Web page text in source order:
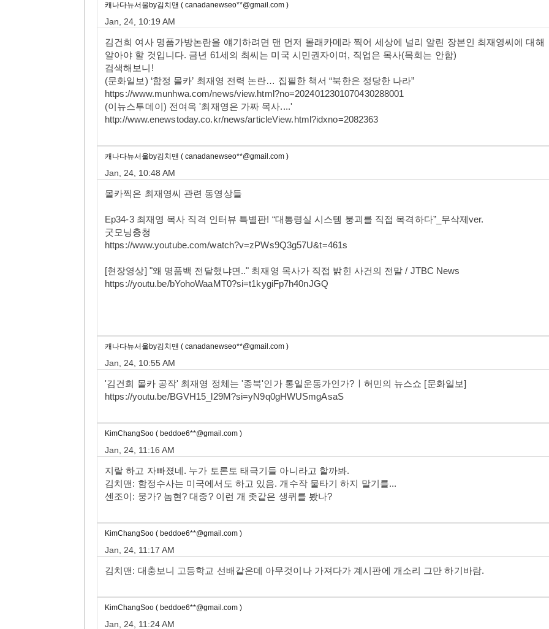
캐나다뉴서울by김치맨 ( canadanewseo**@gmail.com )
Jan, 24, 10:19 AM
김건희 여사 명품가방논란을 얘기하려면 맨 먼저 몰래카메라 찍어 세상에 널리 알린 장본인 최재영씨에 대해
알아야 할 것입니다. 금년 61세의 최씨는 미국 시민권자이며, 직업은 목사(목회는 안함)
검색해보니!
(문화일보) ‘함정 몰카’ 최재영 전력 논란… 집필한 책서 “북한은 정당한 나라”
https://www.munhwa.com/news/view.html?no=2024012301070430288001
(이뉴스투데이) 전여옥 '최재영은 가짜 목사....'
http://www.enewstoday.co.kr/news/articleView.html?idxno=2082363
캐나다뉴서울by김치맨 ( canadanewseo**@gmail.com )
Jan, 24, 10:48 AM
몰카찍은 최재영씨 관련 동영상들
Ep34-3 최재영 목사 직격 인터뷰 특별판! “대통령실 시스템 붕괴를 직접 목격하다”_무삭제ver.
굿모닝충청
https://www.youtube.com/watch?v=zPWs9Q3g57U&t=461s
[현장영상] "왜 명품백 전달했냐면.." 최재영 목사가 직접 밝힌 사건의 전말 / JTBC News
https://youtu.be/bYohoWaaMT0?si=t1kygiFp7h40nJGQ
캐나다뉴서울by김치맨 ( canadanewseo**@gmail.com )
Jan, 24, 10:55 AM
'김건희 몰카 공작' 최재영 정체는 '종북'인가 통일운동가인가?ㅣ허민의 뉴스쇼 [문화일보]
https://youtu.be/BGVH15_l29M?si=yN9q0gHWUSmgAsaS
KimChangSoo ( beddoe6**@gmail.com )
Jan, 24, 11:16 AM
지랄 하고 자빠졌네. 누가 토론토 태극기들 아니라고 할까봐.
김치맨: 함정수사는 미국에서도 하고 있음. 개수작 물타기 하지 말기를...
센조이: 뭉가? 놈현? 대중? 이런 개 좃같은 생퀴를 봤나?
KimChangSoo ( beddoe6**@gmail.com )
Jan, 24, 11:17 AM
김치맨: 대충보니 고등학교 선배같은데 아무것이나 가져다가 계시판에 개소리 그만 하기바람.
KimChangSoo ( beddoe6**@gmail.com )
Jan, 24, 11:24 AM